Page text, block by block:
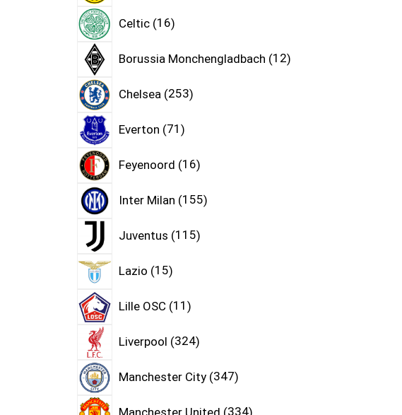
Celtic 16
Borussia Monchengladbach 12
Chelsea 253
Everton 71
Feyenoord 16
Inter Milan 155
Juventus 115
Lazio 15
Lille OSC 11
Liverpool 324
Manchester City 347
Manchester United 334